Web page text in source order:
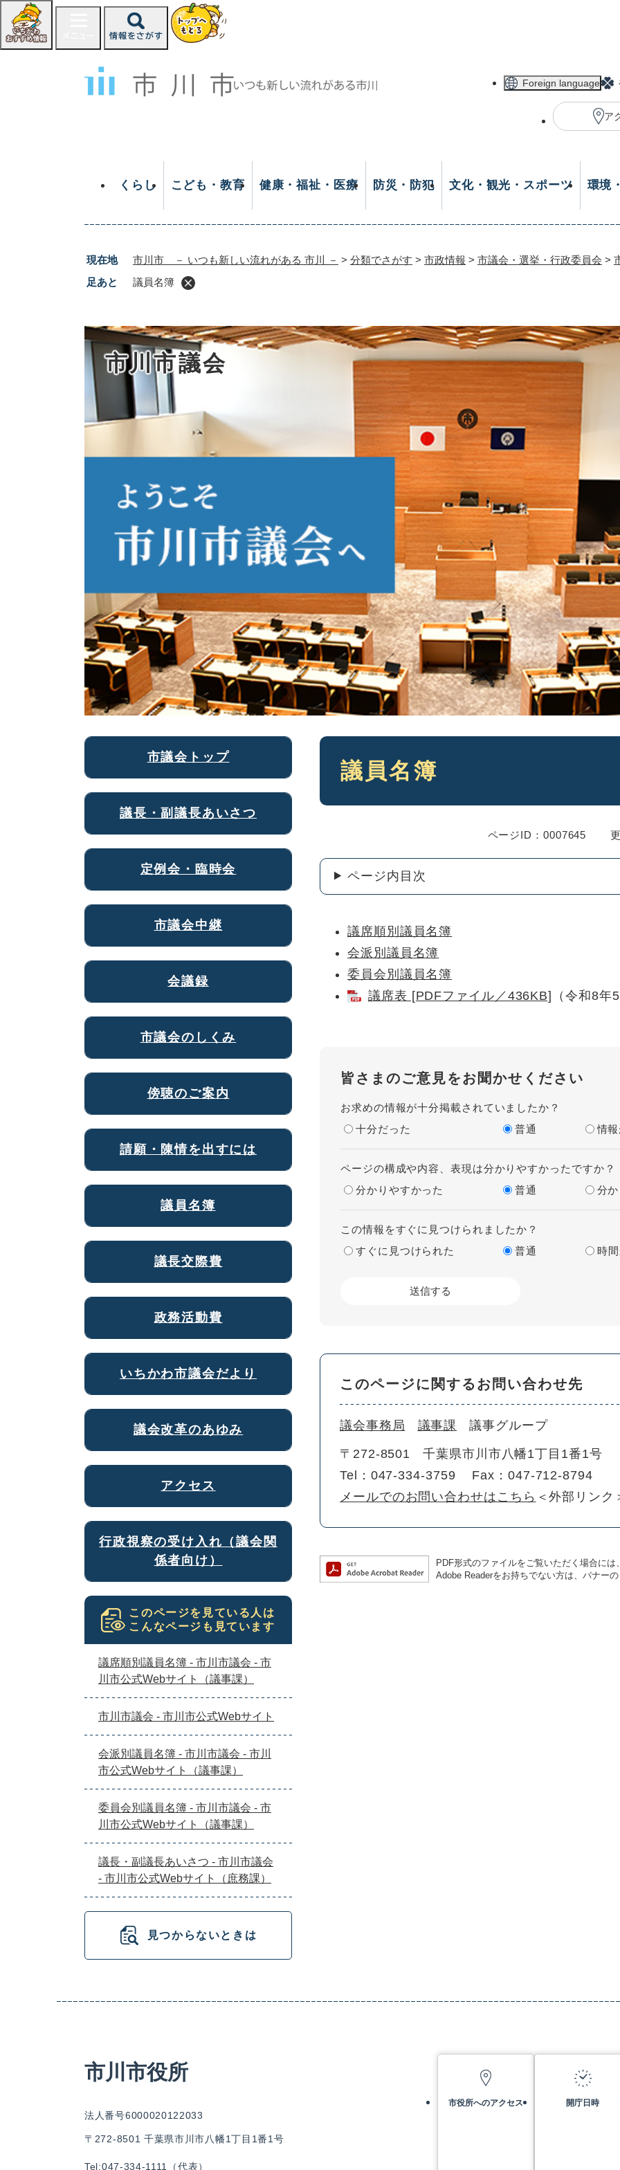
ジ
Foreign language
ア
くらし こども・教育 健康・福祉・医療 防災・防犯 文化・観光・スポーツ 環境
現在地 市川市 － いつも新しい流れがある 市川 － > 分類でさがす > 市政情報 > 市議会・選挙・行政委員会 >
足あと
議員名簿
市川市議会
本
議員名簿
ページID：0007645
ページ内目次
議席順別議員名簿
会派別議員名簿
委員会別議員名簿
議席表 [PDFファイル／436KB]
（令和8年
皆さまのご意見をお聞かせください
お求めの情報が十分掲載されていましたか？
十分だった
普通 情
ページの構成や内容、表現は分かりやすかったですか？
分かりやすかった
普通 分
この情報をすぐに見つけられましたか？
すぐに見つけられた
普通 時
このページに関するお問い合わせ先
議会事務局 議事課 議事グループ
〒272-8501
千葉県市川市八幡1丁目1番1号
Tel：047-334-3759
Fax：047-712-8794
メールでのお問い合わせはこちら ＜外部リンク
PDF形式のファイルをご覧いただく場合には
Adobe Readerをお持ちでない方は、バナー
市議会トップ
議長・副議長あいさつ
定例会・臨時会
市議会中継
会議録
市議会のしくみ
傍聴のご案内
請願・陳情を出すには
議員名簿
議長交際費
政務活動費
いちかわ市議会だより
議会改革のあゆみ
アクセス
行政視察の受け入れ（議会関
係者向け）
このページを見ている人は
こんなページも見ています
議席順別議員名簿 - 市川市議会 - 市
川市公式Webサイト（議事課）
市川市議会 - 市川市公式Webサイト
会派別議員名簿 - 市川市議会 - 市川
市公式Webサイト（議事課）
委員会別議員名簿 - 市川市議会 - 市
川市公式Webサイト（議事課）
議長・副議長あいさつ - 市川市議会
- 市川市公式Webサイト（庶務課）
見つからないときは
市川市役所
法人番号6000020122033
〒272-8501 千葉県市川市八幡1丁目1番1号
Tel:047-334-1111（代表）
市役所へのアクセス 開庁日時